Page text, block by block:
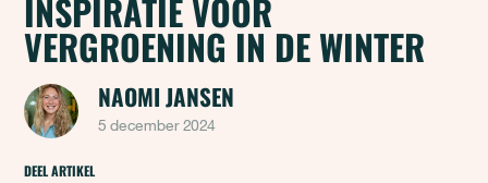
INSPIRATIE VOOR
VERGROENING IN DE WINTER
NAOMI JANSEN
5 december 2024
DEEL ARTIKEL